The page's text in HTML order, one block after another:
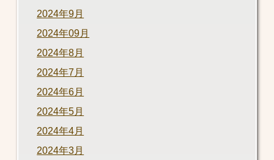
2024年9月
2024年09月
2024年8月
2024年7月
2024年6月
2024年5月
2024年4月
2024年3月